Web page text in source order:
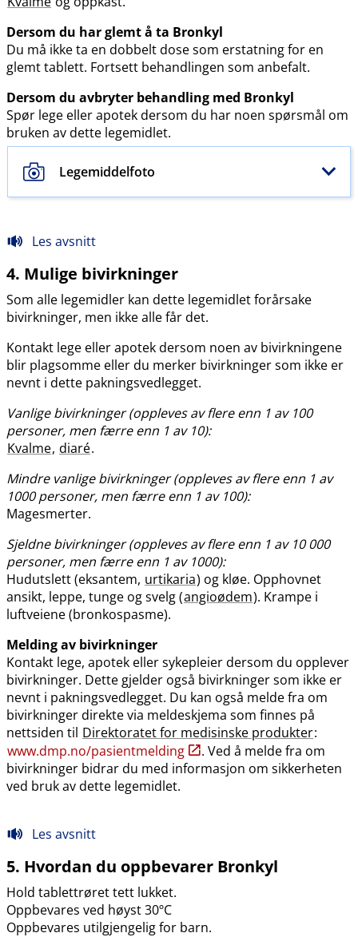
Dersom du har glemt å ta Bronkyl
Du må ikke ta en dobbelt dose som erstatning for en
glemt tablett. Fortsett behandlingen som anbefalt.
Dersom du avbryter behandling med Bronkyl
Spør lege eller apotek dersom du har noen spørsmål om
bruken av dette legemidlet.
Legemiddelfoto
Les avsnitt
4. Mulige bivirkninger
Som alle legemidler kan dette legemidlet forårsake
bivirkninger, men ikke alle får det.
Kontakt lege eller apotek dersom noen av bivirkningene
blir plagsomme eller du merker bivirkninger som ikke er
nevnt i dette pakningsvedlegget.
Vanlige bivirkninger (oppleves av flere enn 1 av 100
personer, men færre enn 1 av 10):
Kvalme, diaré.
Mindre vanlige bivirkninger (oppleves av flere enn 1 av
1000 personer, men færre enn 1 av 100):
Magesmerter.
Sjeldne bivirkninger (oppleves av flere enn 1 av 10 000
personer, men færre enn 1 av 1000):
Hudutslett (eksantem, urtikaria) og kløe. Opphovnet
ansikt, leppe, tunge og svelg (angioødem). Krampe i
luftveiene (bronkospasme).
Melding av bivirkninger
Kontakt lege, apotek eller sykepleier dersom du opplever
bivirkninger. Dette gjelder også bivirkninger som ikke er
nevnt i pakningsvedlegget. Du kan også melde fra om
bivirkninger direkte via meldeskjema som finnes på
nettsiden til Direktoratet for medisinske produkter:
www.dmp.no​/​pasientmelding
. Ved å melde fra om
bivirkninger bidrar du med informasjon om sikkerheten
ved bruk av dette legemidlet.
Les avsnitt
5. Hvordan du oppbevarer Bronkyl
Hold tablettrøret tett lukket.
Oppbevares ved høyst 30ºC
Oppbevares utilgjengelig for barn.